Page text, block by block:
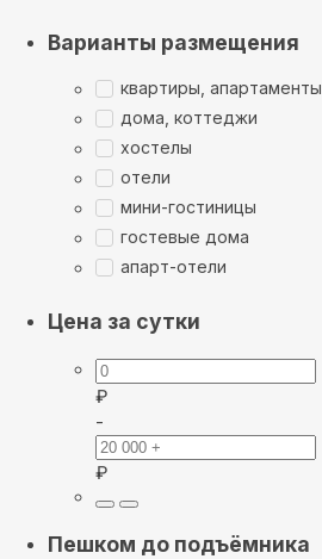
Варианты размещения
квартиры, апартаменты
дома, коттеджи
хостелы
отели
мини-гостиницы
гостевые дома
апарт-отели
Цена за сутки
₽
-
₽
Пешком до подъёмника